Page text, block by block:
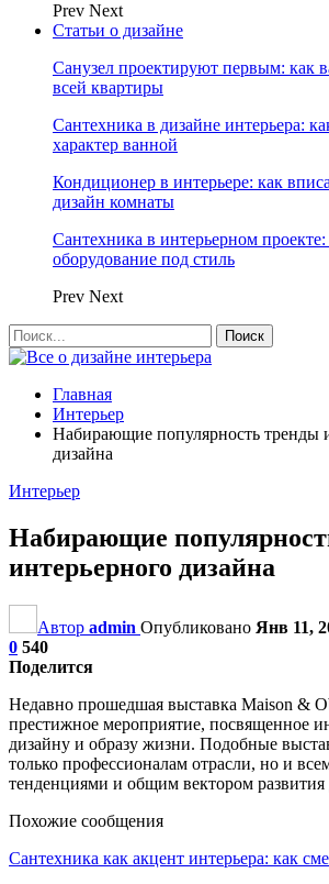
Prev Next
Статьи о дизайне
Санузел проектируют первым: как
всей квартиры
Сантехника в дизайне интерьера:
характер ванной
Кондиционер в интерьере: как
дизайн комнаты
Сантехника в интерьерном
оборудование под стиль
Prev Next
Главная
Интерьер
Набирающие популярность тренды
дизайна
Интерьер
Набирающие
интерьерного дизайна
Автор admin Опубликовано Янв 11,
0 540
Поделится
Недавно прошедшая выставка Maison &
престижное мероприятие, посвященное
дизайну и образу жизни. Подобные
только профессионалам отрасли, но и
тенденциями и общим вектором развития
Похожие сообщения
Сантехника как акцент интерьера: как